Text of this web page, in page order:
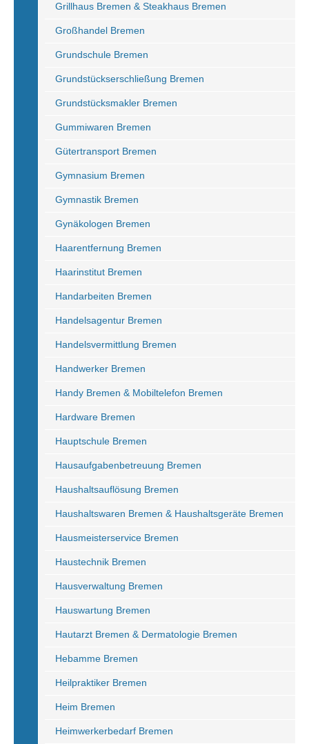
Grillhaus Bremen & Steakhaus Bremen
Großhandel Bremen
Grundschule Bremen
Grundstückserschließung Bremen
Grundstücksmakler Bremen
Gummiwaren Bremen
Gütertransport Bremen
Gymnasium Bremen
Gymnastik Bremen
Gynäkologen Bremen
Haarentfernung Bremen
Haarinstitut Bremen
Handarbeiten Bremen
Handelsagentur Bremen
Handelsvermittlung Bremen
Handwerker Bremen
Handy Bremen & Mobiltelefon Bremen
Hardware Bremen
Hauptschule Bremen
Hausaufgabenbetreuung Bremen
Haushaltsauflösung Bremen
Haushaltswaren Bremen & Haushaltsgeräte Bremen
Hausmeisterservice Bremen
Haustechnik Bremen
Hausverwaltung Bremen
Hauswartung Bremen
Hautarzt Bremen & Dermatologie Bremen
Hebamme Bremen
Heilpraktiker Bremen
Heim Bremen
Heimwerkerbedarf Bremen